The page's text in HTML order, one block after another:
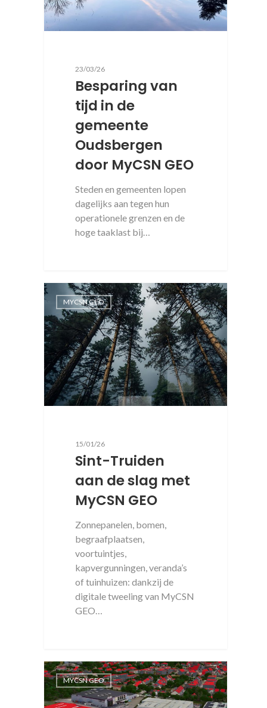
23/03/26
Besparing van
tijd in de
gemeente
Oudsbergen
door MyCSN GEO
Steden en gemeenten lopen
dagelijks aan tegen hun
operationele grenzen en de
hoge taaklast bij…
MYCSN GEO
15/01/26
Sint-Truiden
aan de slag met
MyCSN GEO
Zonnepanelen, bomen,
begraafplaatsen,
voortuintjes,
kapvergunningen, veranda’s
of tuinhuizen: dankzij de
digitale tweeling van MyCSN
GEO…
MYCSN GEO